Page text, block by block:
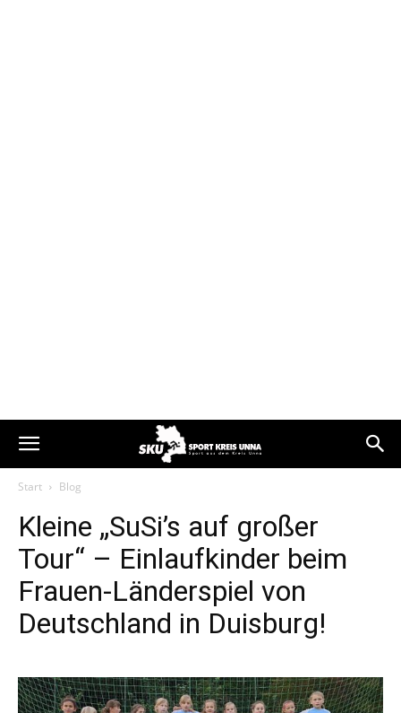
Start Blog
Kleine „SuSi’s auf großer
Tour“ – Einlaufkinder beim
Frauen-Länderspiel von
Deutschland in Duisburg!